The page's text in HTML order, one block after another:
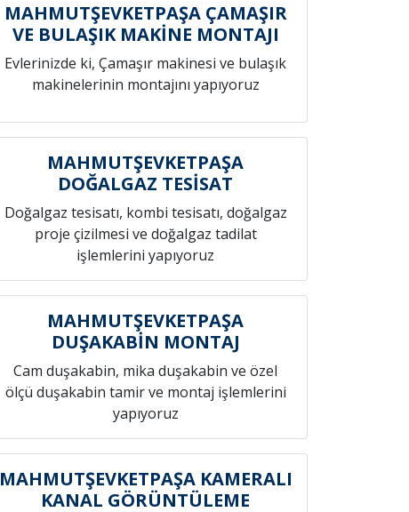
MAHMUTŞEVKETPAŞA ÇAMAŞIR
VE BULAŞIK MAKİNE MONTAJI
Evlerinizde ki, Çamaşır makinesi ve bulaşık
makinelerinin montajını yapıyoruz
MAHMUTŞEVKETPAŞA
DOĞALGAZ TESİSAT
Doğalgaz tesisatı, kombi tesisatı, doğalgaz
proje çizilmesi ve doğalgaz tadilat
işlemlerini yapıyoruz
MAHMUTŞEVKETPAŞA
DUŞAKABİN MONTAJ
Cam duşakabin, mika duşakabin ve özel
ölçü duşakabin tamir ve montaj işlemlerini
yapıyoruz
MAHMUTŞEVKETPAŞA KAMERALI
KANAL GÖRÜNTÜLEME